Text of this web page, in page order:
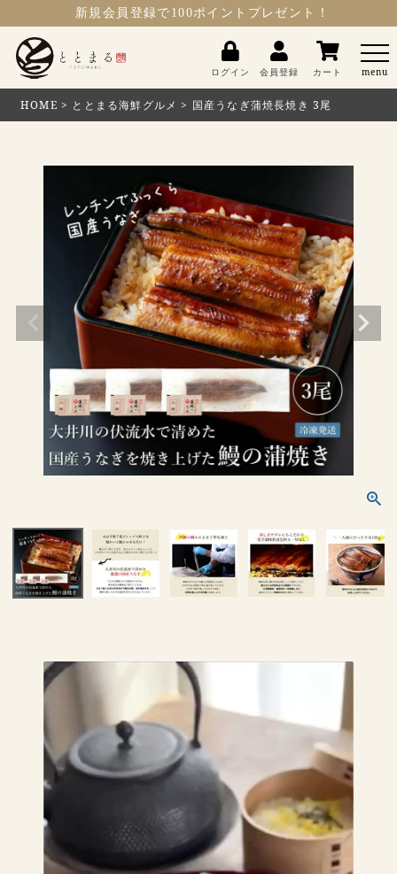
新規会員登録で100ポイントプレゼント！
ログイン 会員登録 カート menu
HOME ととまる海鮮グルメ 国産うなぎ蒲焼長焼き 3尾